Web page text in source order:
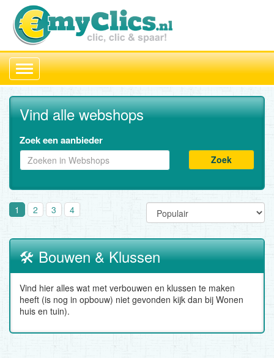
Toggle
navigation
Vind alle webshops
Zoek een aanbieder
Zoek
1 2 3 4
🛠️ Bouwen & Klussen
Vind hier alles wat met verbouwen en klussen te maken
heeft (is nog in opbouw) niet gevonden kijk dan bij Wonen
huis en tuin).